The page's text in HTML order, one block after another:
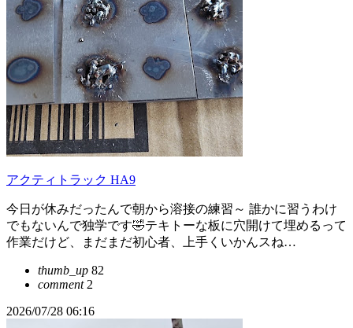
アクティトラック HA9
今日が休みだったんで朝から溶接の練習～ 誰かに習うわけ
でもないんで独学です🤣テキトーな板に穴開けて埋めるって
作業だけど、まだまだ初心者、上手くいかんスね…
thumb_up 82
comment2
2026/07/28 06:16